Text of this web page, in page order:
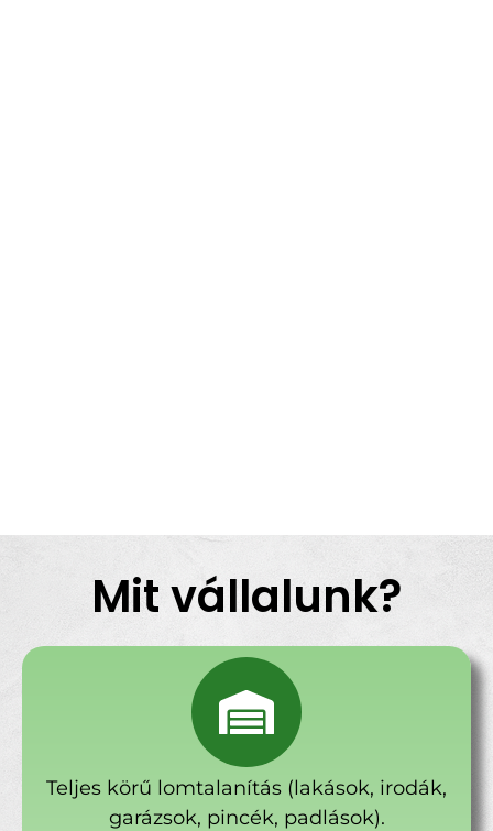
Mit vállalunk?
Teljes körű lomtalanítás (lakások, irodák,
garázsok, pincék, padlások).